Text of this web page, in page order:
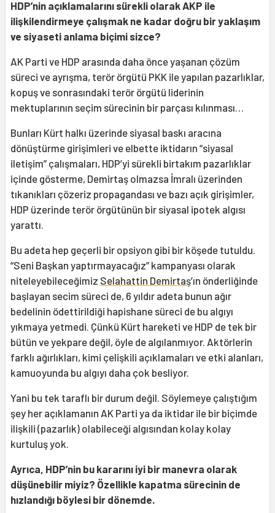
HDP’nin açıklamalarını sürekli olarak AKP ile
ilişkilendirmeye çalışmak ne kadar doğru bir yaklaşım
ve siyaseti anlama biçimi sizce?
AK Parti ve HDP arasında daha önce yaşanan çözüm
süreci ve ayrışma, terör örgütü PKK ile yapılan pazarlıklar,
kopuş ve sonrasındaki terör örgütü liderinin
mektuplarının seçim sürecinin bir parçası kılınması…
Bunları Kürt halkı üzerinde siyasal baskı aracına
dönüştürme girişimleri ve elbette iktidarın “siyasal
iletişim” çalışmaları, HDP’yi sürekli birtakım pazarlıklar
içinde gösterme, Demirtaş olmazsa İmralı üzerinden
tıkanıkları çözeriz propagandası ve bazı açık girişimler,
HDP üzerinde terör örgütünün bir siyasal ipotek algısı
yarattı.
Bu adeta hep geçerli bir opsiyon gibi bir köşede tutuldu.
“Seni Başkan yaptırmayacağız” kampanyası olarak
niteleyebileceğimiz Selahattin Demirtaş’ın önderliğinde
başlayan secim süreci de, 6 yıldır adeta bunun ağır
bedelinin ödettirildiği hapishane süreci de bu algıyı
yıkmaya yetmedi. Çünkü Kürt hareketi ve HDP de tek bir
bütün ve yekpare değil, öyle de algılanmıyor. Aktörlerin
farklı ağırlıkları, kimi çelişkili açıklamaları ve etki alanları,
kamuoyunda bu algıyı daha çok besliyor.
Yani bu tek taraflı bir durum değil. Söylemeye çalıştığım
şey her açıklamanın AK Parti ya da iktidar ile bir biçimde
ilişkili (pazarlık) olabileceği algısından kolay kolay
kurtuluş yok.
Ayrıca, HDP’nin bu kararını iyi bir manevra olarak
düşünebilir miyiz? Özellikle kapatma sürecinin de
hızlandığı böylesi bir dönemde.